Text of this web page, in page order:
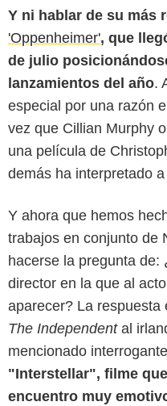
Y ni hablar de su más
'Oppenheimer', que
de julio
lanzamientos del año.
especial por una razón
vez que Cillian Murphy
una película de
demás ha interpretado
Y ahora que hemos
trabajos en conjunto de
hacerse la pregunta de:
director en la que al
aparecer? La respuesta
The Independent al
mencionado
"Interstellar", filme
encuentro muy